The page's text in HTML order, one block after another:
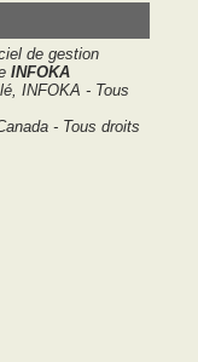
de gestion
INFOKA
INFOKA - Tous
- Tous droits